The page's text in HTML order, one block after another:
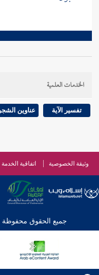
الخدمات العلمية
تفسير الآية عناوين
وثيقة الخصوصية اتفاقية الخدمة
جميع الحقوق محفوظة © 2026 - 1998 لشبكة